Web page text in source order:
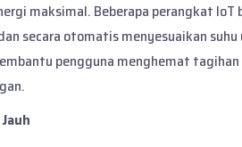
maksimal. Beberapa perangkat IoT
secara otomatis menyesuaikan
pengguna menghemat